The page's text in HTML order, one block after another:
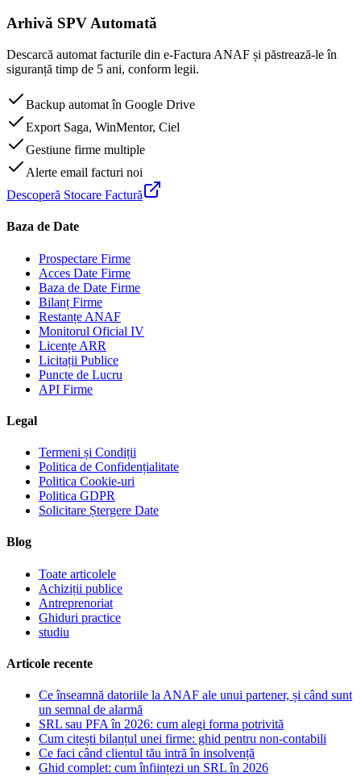
Arhivă SPV Automată
Descarcă automat facturile din e-Factura ANAF și păstrează-le în
siguranță timp de 5 ani, conform legii.
Backup automat în Google Drive
Export Saga, WinMentor, Ciel
Gestiune firme multiple
Alerte email facturi noi
Descoperă Stocare Factură
Baza de Date
Prospectare Firme
Acces Date Firme
Baza de Date Firme
Bilanț Firme
Restanțe ANAF
Monitorul Oficial IV
Licențe ARR
Licitații Publice
Puncte de Lucru
API Firme
Legal
Termeni și Condiții
Politica de Confidențialitate
Politica Cookie-uri
Politica GDPR
Solicitare Ștergere Date
Blog
Toate articolele
Achiziții publice
Antreprenoriat
Ghiduri practice
studiu
Articole recente
Ce înseamnă datoriile la ANAF ale unui partener, și când sunt
un semnal de alarmă
SRL sau PFA în 2026: cum alegi forma potrivită
Cum citești bilanțul unei firme: ghid pentru non-contabili
Ce faci când clientul tău intră în insolvență
Ghid complet: cum înființezi un SRL în 2026